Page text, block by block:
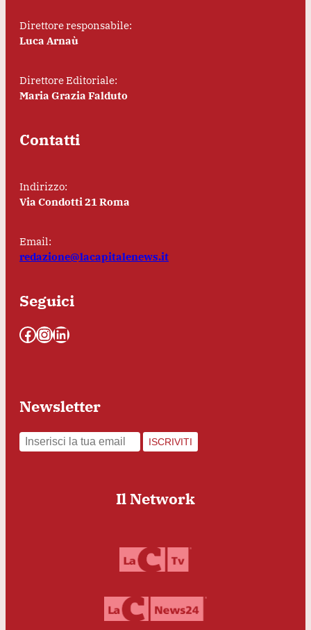
Direttore responsabile:
Luca Arnaù
Direttore Editoriale:
Maria Grazia Falduto
Contatti
Indirizzo:
Via Condotti 21 Roma
Email:
redazione@lacapitalenews.it
Seguici
Facebook InstagramLinkedIn
Newsletter
ISCRIVITI
Il Network